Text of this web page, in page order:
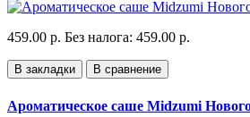
459.00 р. Без налога: 459.00 р.
В закладки В сравнение
Ароматическое саше Midzumi